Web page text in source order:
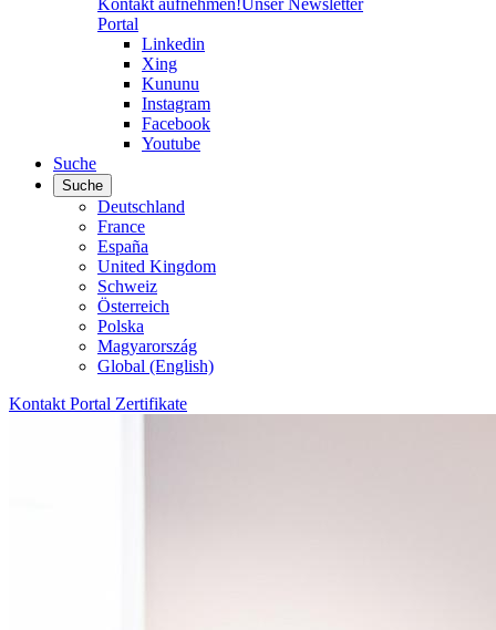
Kontakt aufnehmen!Unser Newsletter
Portal
Linkedin
Xing
Kununu
Instagram
Facebook
Youtube
Suche
Suche
Deutschland
France
España
United Kingdom
Schweiz
Österreich
Polska
Magyarország
Global (English)
Kontakt Portal Zertifikate